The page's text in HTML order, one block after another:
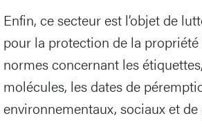
Enfin, ce secteur est l’objet de
pour la protection de la
normes concernant les
molécules, les dates de
environnementaux, sociaux et